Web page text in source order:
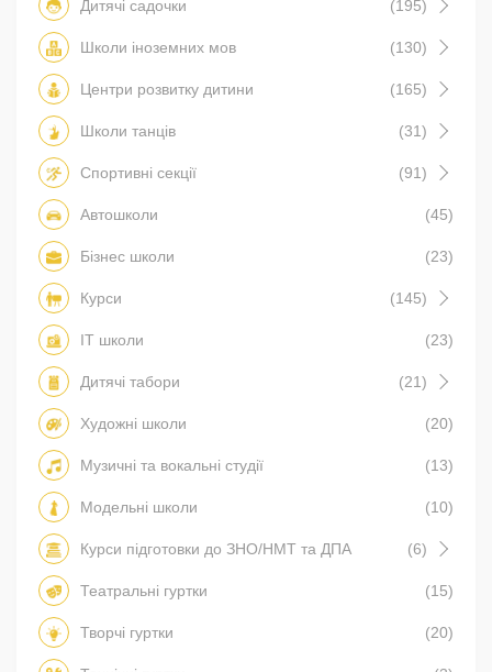
Дитячі садочки (195)
Школи іноземних мов (130)
Центри розвитку дитини (165)
Школи танців (31)
Спортивні секції (91)
Автошколи (45)
Бізнес школи (23)
Курси (145)
IT школи (23)
Дитячі табори (21)
Художні школи (20)
Музичні та вокальні студії (13)
Модельні школи (10)
Курси підготовки до ЗНО/НМТ та ДПА (6)
Театральні гуртки (15)
Творчі гуртки (20)